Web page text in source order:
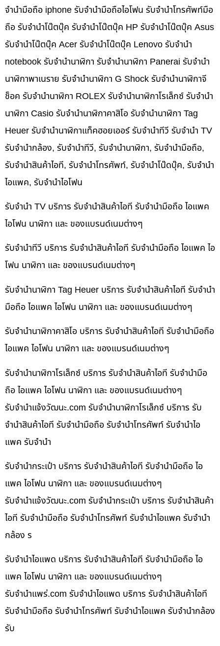
จำนำมือถือ iphone รับจำนำมือถือไอโฟน รับจำนำโทรศัพท์มือ
ถือ รับจำนำโน๊ตบุ๊ค รับจำนำโน๊ตบุ๊ค HP รับจำนำโน๊ตบุ๊ค Asus
รับจำนำโน๊ตบุ๊ค Acer รับจำนำโน๊ตบุ๊ค Lenovo รับจำนำ
notebook รับจำนำนาฬิกา รับจำนำนาฬิกา Panerai รับจำนำ
นาฬิกาพาเนราย รับจำนำนาฬิกา G Shock รับจำนำนาฬิกาจี
ช็อค รับจำนำนาฬิกา ROLEX รับจำนำนาฬิกาโรเล็กซ์ รับจำนำ
นาฬิกา Casio รับจำนำนาฬิกาคาสิโอ รับจำนำนาฬิกา Tag
Heuer รับจำนำนาฬิกาแท็คฮอยเออร์ รับจำนำทีวี รับจำนำ TV
รับจำนำกล้อง, รับจำนำทีวี, รับจำนำนาฬิกา, รับจำนำมือถือ,
รับจำนำสินค้าไอที, รับจำนำโทรศัพท์, รับจำนำโน๊ดบุ๊ค, รับจำนำ
ไอแพค, รับจำนำไอโฟน
รับจำนำ TV บริการ รับจำนำสินค้าไอที รับจำนำมือถือ ไอแพค
ไอโฟน นาฬิกา และ ของแบรนด์เนมต่างๆ
รับจำนำทีวี บริการ รับจำนำสินค้าไอที รับจำนำมือถือ ไอแพค ไอ
โฟน นาฬิกา และ ของแบรนด์เนมต่างๆ
รับจำนำนาฬิกา Tag Heuer บริการ รับจำนำสินค้าไอที รับจำนำ
มือถือ ไอแพค ไอโฟน นาฬิกา และ ของแบรนด์เนมต่างๆ
รับจำนำนาฬิกาคาสิโอ บริการ รับจำนำสินค้าไอที รับจำนำมือถือ
ไอแพค ไอโฟน นาฬิกา และ ของแบรนด์เนมต่างๆ
รับจำนำนาฬิกาโรเล็กซ์ บริการ รับจำนำสินค้าไอที รับจำนำมือ
ถือ ไอแพค ไอโฟน นาฬิกา และ ของแบรนด์เนมต่างๆ
รับจํานําแจ้งวัฒนะ.com รับจำนำนาฬิกาโรเล็กซ์ บริการ รับ
จำนำสินค้าไอที รับจำนำมือถือ รับจำนำโทรศัพท์ รับจำนำไอ
แพค รับจำนำ
รับจำนำกระเป๋า บริการ รับจำนำสินค้าไอที รับจำนำมือถือ ไอ
แพค ไอโฟน นาฬิกา และ ของแบรนด์เนมต่างๆ
รับจํานําแจ้งวัฒนะ.com รับจำนำกระเป๋า บริการ รับจำนำสินค้า
ไอที รับจำนำมือถือ รับจำนำโทรศัพท์ รับจำนำไอแพค รับจำนำ
กล้อง ร
รับจำนำไอแพด บริการ รับจำนำสินค้าไอที รับจำนำมือถือ ไอ
แพค ไอโฟน นาฬิกา และ ของแบรนด์เนมต่างๆ
รับจํานําแพร่.com รับจำนำไอแพด บริการ รับจำนำสินค้าไอที
รับจำนำมือถือ รับจำนำโทรศัพท์ รับจำนำไอแพค รับจำนำกล้อง
รับ